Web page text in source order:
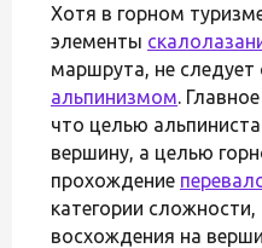
Хотя в горном
элементы
маршрута, не следует
альпинизмом.
что целью
вершину, а целью
прохождение
категории
восхождения на